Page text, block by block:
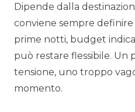
Dipende dalla
conviene sempre
prime notti, budget
può restare flessibile. Un
tensione, uno troppo
momento.